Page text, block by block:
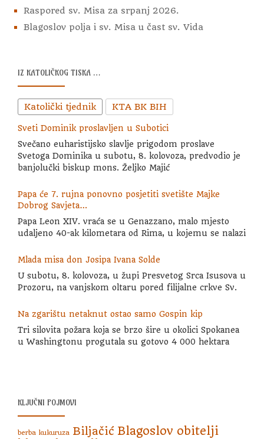
Raspored sv. Misa za srpanj 2026.
Blagoslov polja i sv. Misa u čast sv. Vida
IZ KATOLIČKOG TISKA …
Katolički tjednik KTA BK BIH
Sveti Dominik proslavljen u Subotici
Svečano euharistijsko slavlje prigodom proslave
Svetoga Dominika u subotu, 8. kolovoza, predvodio je
banjolučki biskup mons. Željko Majić
Papa će 7. rujna ponovno posjetiti svetište Majke
Dobrog Savjeta…
Papa Leon XIV. vraća se u Genazzano, malo mjesto
udaljeno 40-ak kilometara od Rima, u kojemu se nalazi
Mlada misa don Josipa Ivana Solde
U subotu, 8. kolovoza, u župi Presvetog Srca Isusova u
Prozoru, na vanjskom oltaru pored filijalne crkve Sv.
Na zgarištu netaknut ostao samo Gospin kip
Tri silovita požara koja se brzo šire u okolici Spokanea
u Washingtonu progutala su gotovo 4 000 hektara
KLJUČNI POJMOVI
berba kukuruza Biljačić Blagoslov obitelji